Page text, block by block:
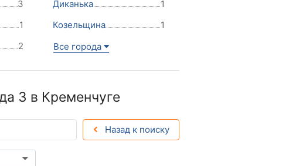
3 Диканька
1
1 Козельщина
1
2 Все города
3 в Кременчуге
Назад к поиску